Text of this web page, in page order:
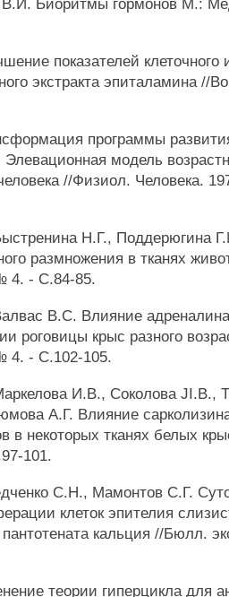
Биоритмы гормонов М.:
показателей клеточного
экстракта эпиталамина //
программы
Элевационная модель
//Физиол. Человека.
Н.Г., Поддерюгина
размножения в тканях
4. - С.84-85.
B.C. Влияние
роговицы крыс разного
4. - С.102-105.
И.В., Соколова JI.B.,
А.Г. Влияние
в некоторых тканях белых
101.
С.Н., Мамонтов С.Г.
клеток эпителия
кальция //Бюлл.
теории гиперцикла для